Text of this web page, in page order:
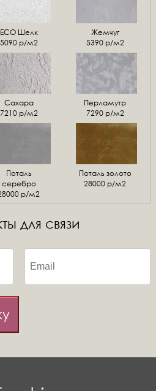
ЕСО Шелк
5090 р/м2
Жемчуг
5390 р/м2
Сахара
7210 р/м2
Перламутр
7290 р/м2
Поталь
серебро
р/м2
Поталь золото
28000 р/м2
для связи